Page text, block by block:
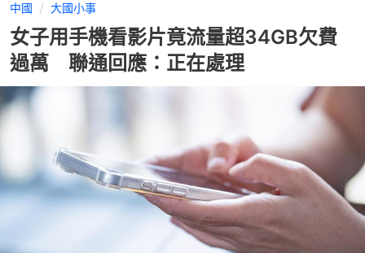
中國 大國小事
女子用手機看影片竟流量超34GB欠費
過萬 聯通回應：正在處理